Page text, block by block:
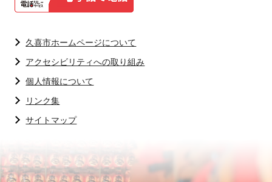
久喜市ホームページについて
アクセシビリティへの取り組み
個人情報について
リンク集
サイトマップ